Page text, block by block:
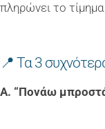
πληρώνει το
📍 Τα 3
Α. “Πονάω